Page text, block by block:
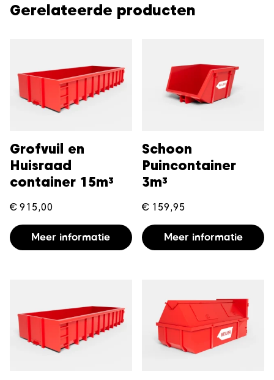
Gerelateerde producten
Grofvuil en
Huisraad
container 15m³
€ 915,00
Meer informatie
Schoon
Puincontainer
3m³
€ 159,95
Meer informatie